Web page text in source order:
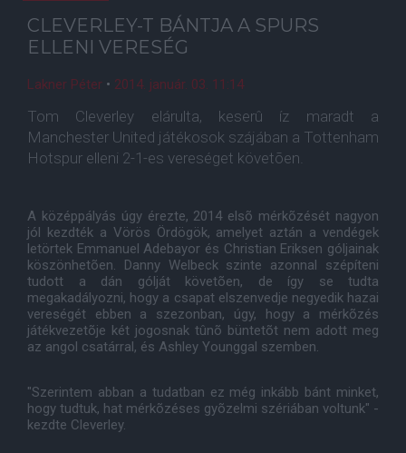
CLEVERLEY-T BÁNTJA A SPURS
ELLENI VERESÉG
Lakner Péter • 2014. január. 03. 11:14
Tom Cleverley elárulta, keserû íz maradt a
Manchester United játékosok szájában a Tottenham
Hotspur elleni 2-1-es vereséget követõen.
A középpályás úgy érezte, 2014 elsõ mérkõzését nagyon
jól kezdték a Vörös Ördögök, amelyet aztán a vendégek
letörtek Emmanuel Adebayor és Christian Eriksen góljainak
köszönhetõen. Danny Welbeck szinte azonnal szépíteni
tudott a dán gólját követõen, de így se tudta
megakadályozni, hogy a csapat elszenvedje negyedik hazai
vereségét ebben a szezonban, úgy, hogy a mérkõzés
játékvezetõje két jogosnak tûnõ büntetõt nem adott meg
az angol csatárral, és Ashley Younggal szemben.
"Szerintem abban a tudatban ez még inkább bánt minket,
hogy tudtuk, hat mérkõzéses gyõzelmi szériában voltunk" -
kezdte Cleverley.